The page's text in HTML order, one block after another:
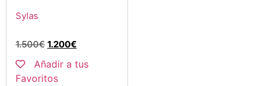
Sylas
1.500€ 1.200€
Añadir a tus
Favoritos